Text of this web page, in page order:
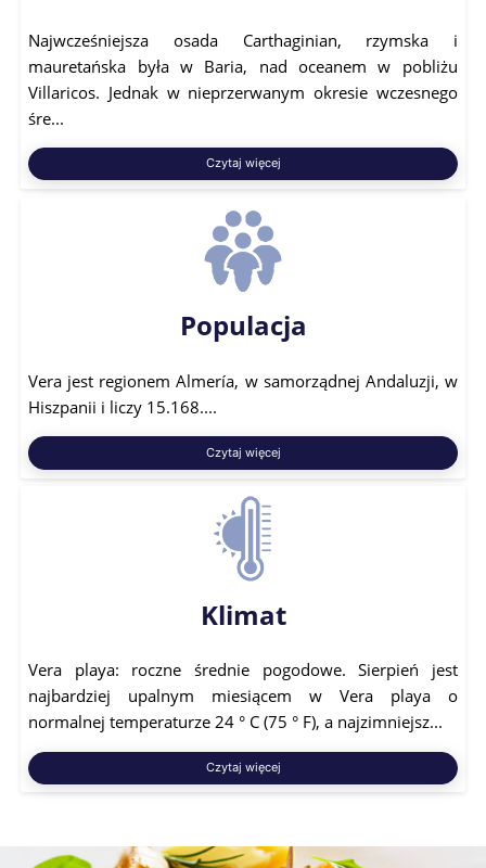
Najwcześniejsza osada Carthaginian, rzymska i
mauretańska była w Baria, nad oceanem w pobliżu
Villaricos. Jednak w nieprzerwanym okresie wczesnego
śre...
Czytaj więcej
Populacja
Vera jest regionem Almería, w samorządnej Andaluzji, w
Hiszpanii i liczy 15.168....
Czytaj więcej
Klimat
Vera playa: roczne średnie pogodowe. Sierpień jest
najbardziej upalnym miesiącem w Vera playa o
normalnej temperaturze 24 ° C (75 ° F), a najzimniejsz...
Czytaj więcej